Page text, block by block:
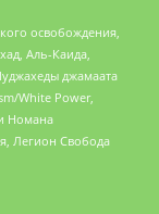
освобождения,
Аль-Каида,
джамаата
White Power,
Номана
Легион Свобода